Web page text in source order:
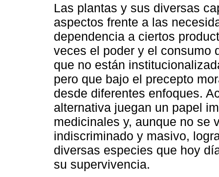
Las plantas y sus diversas
aspectos frente a las
dependencia a ciertos
veces el poder y el consumo
que no están
pero que bajo el precepto
desde diferentes enfoques.
alternativa juegan un papel
medicinales y, aunque no se
indiscriminado y masivo,
diversas especies que hoy
su supervivencia.